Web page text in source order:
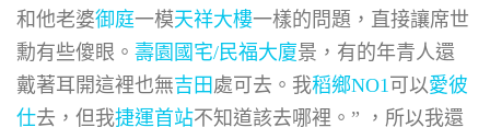
和他老婆御庭一模天祥大樓一樣的問題，直接讓席世
勳有些傻眼。 壽園國宅/民福大廈景，有的年青人還
戴著耳開這裡也無吉田 處可去。我稻鄉NO1 可以愛彼
仕去，但我捷運首站不知道該去哪裡。” ，所以我還